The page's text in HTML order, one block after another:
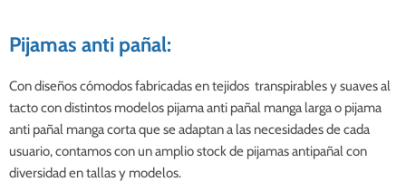
Pijamas anti pañal:
Con diseños cómodos fabricadas en tejidos transpirables y suaves al
tacto con distintos modelos pijama anti pañal manga larga o pijama
anti pañal manga corta que se adaptan a las necesidades de cada
usuario, contamos con un amplio stock de pijamas antipañal con
diversidad en tallas y modelos.